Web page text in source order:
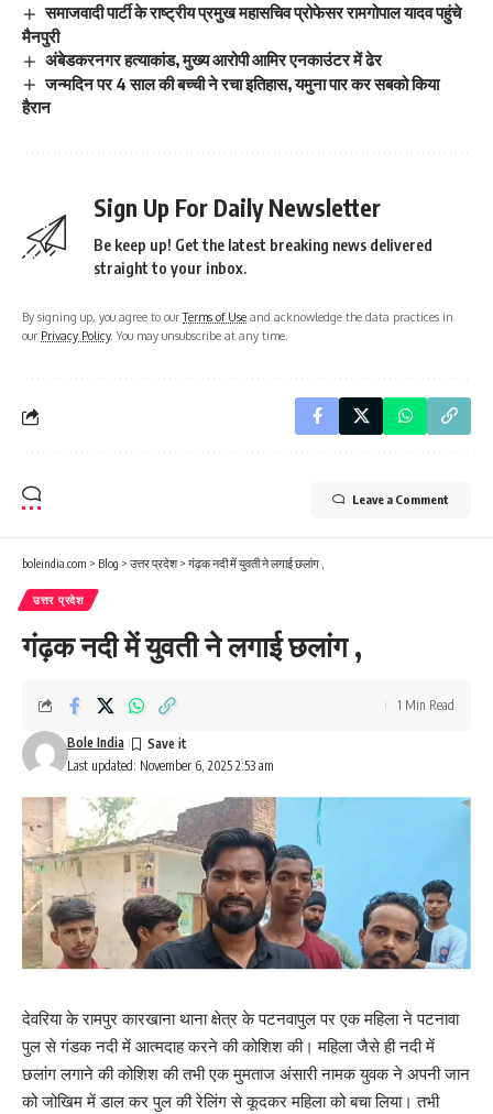
समाजवादी पार्टी के राष्ट्रीय प्रमुख महासचिव प्रोफेसर रामगोपाल यादव पहुंचे
मैनपुरी
अंबेडकरनगर हत्याकांड, मुख्य आरोपी आमिर एनकाउंटर में ढेर
जन्मदिन पर 4 साल की बच्ची ने रचा इतिहास, यमुना पार कर सबको किया
हैरान
Sign Up For Daily Newsletter
Be keep up! Get the latest breaking news delivered
straight to your inbox.
By signing up, you agree to ourTerms of Use and acknowledge the data practices in
our Privacy Policy. You may unsubscribe at any time.
Leave a Comment
boleindia.com > Blog > उत्तर प्रदेश> गंढ़क नदी में युवती ने लगाई छलांग ,
उत्तर प्रदेश
गंढ़क नदी में युवती ने लगाई छलांग ,
Last updated: November 6, 2025 2:53 am
Bole India
1 Min Read
देवरिया के रामपुर कारखाना थाना क्षेत्र के पटनवापुल पर एक महिला ने पटनावा
पुल से गंडक नदी में आत्मदाह करने की कोशिश की। महिला जैसे ही नदी में
छलांग लगाने की कोशिश की तभी एक मुमताज अंसारी नामक युवक ने अपनी जान
को जोखिम में डाल कर पुल की रेलिंग से कूदकर महिला को बचा लिया। तभी